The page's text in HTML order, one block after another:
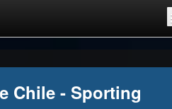
Chile - Sporting